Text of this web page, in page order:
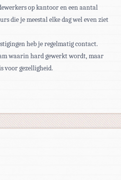
op kantoor en een aantal
die je meestal elke dag wel even ziet
heb je regelmatig contact.
waarin hard gewerkt wordt, maar
voor gezelligheid.